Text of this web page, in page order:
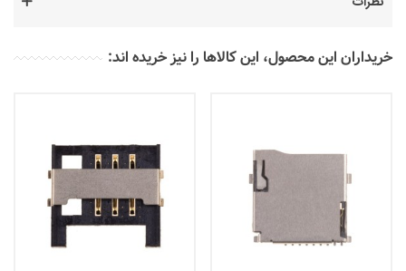
خریداران این محصول، این کالاها را نیز خریده اند: